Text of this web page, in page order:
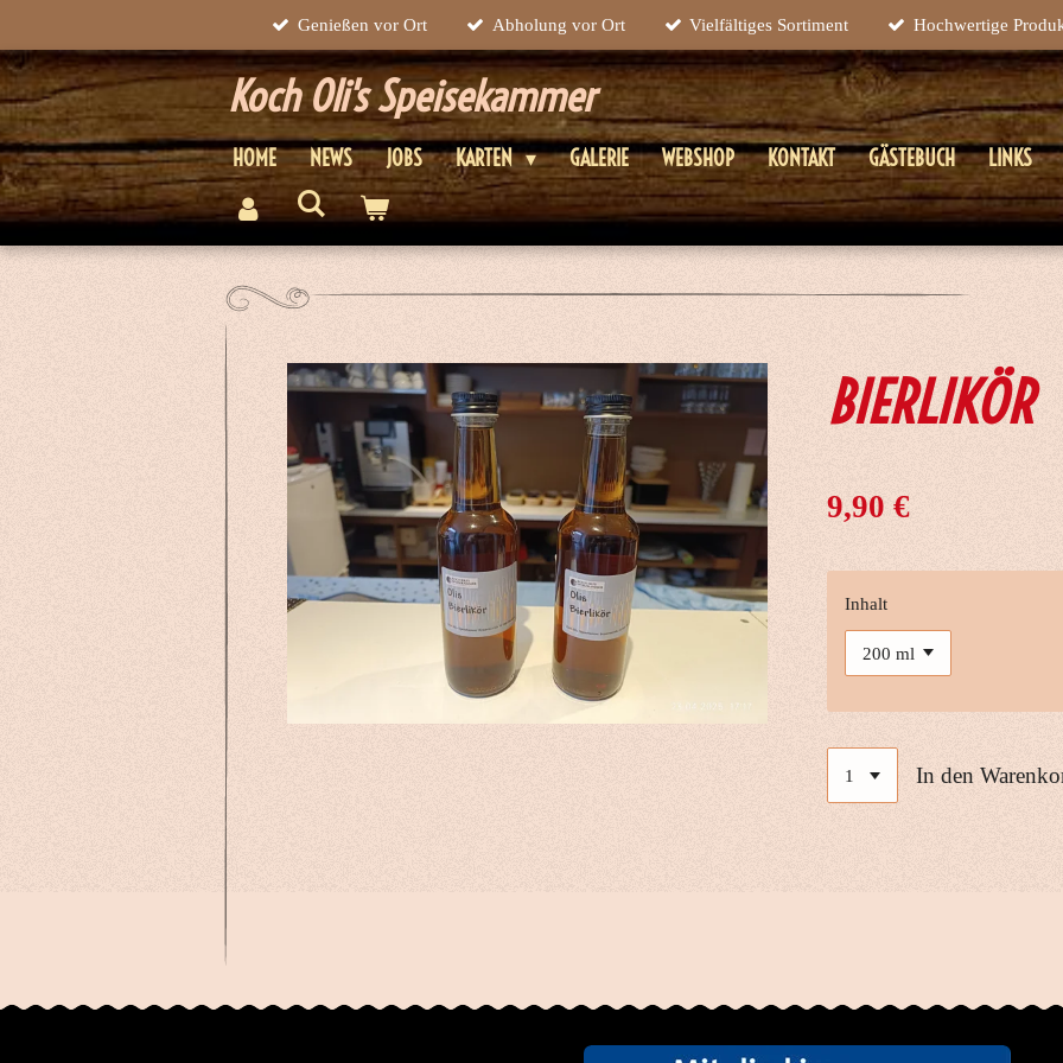
Hauptinhalt
springen
Genießen vor Ort Abholung vor Ort Vielfältiges Sortiment Hochwertige
Koch Oli's Speisekammer
HOME NEWS JOBS KARTEN GALERIE WEBSHOP KONTAKT GÄSTEBUCH LINKS
BIERLIKÖR
9,90 €
Inhalt
In den